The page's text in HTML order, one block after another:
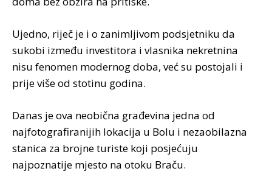
Ujedno, riječ je i o zanimljivom podsjetniku da
sukobi između investitora i vlasnika nekretnina
nisu fenomen modernog doba, već su postojali i
prije više od stotinu godina.
Danas je ova neobična građevina jedna od
najfotografiranijih lokacija u Bolu i nezaobilazna
stanica za brojne turiste koji posjećuju
najpoznatije mjesto na otoku Braču.